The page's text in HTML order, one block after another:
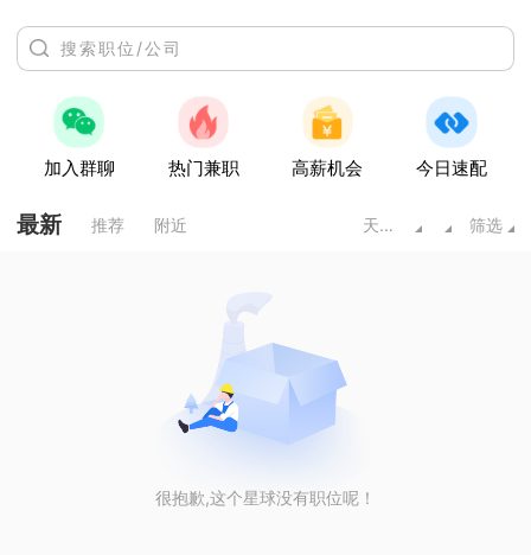
加入群聊 热门兼职 高薪机会 今日速配
最新 推荐 附近 天水甘肃 筛选
很抱歉,这个星球没有职位呢！